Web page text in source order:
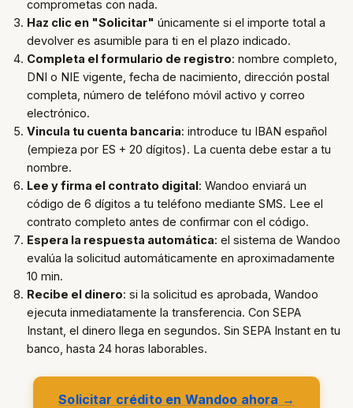
comprometas con nada.
Haz clic en "Solicitar" únicamente si el importe total a
devolver es asumible para ti en el plazo indicado.
Completa el formulario de registro: nombre completo,
DNI o NIE vigente, fecha de nacimiento, dirección postal
completa, número de teléfono móvil activo y correo
electrónico.
Vincula tu cuenta bancaria: introduce tu IBAN español
(empieza por ES + 20 dígitos). La cuenta debe estar a tu
nombre.
Lee y firma el contrato digital: Wandoo enviará un
código de 6 dígitos a tu teléfono mediante SMS. Lee el
contrato completo antes de confirmar con el código.
Espera la respuesta automática: el sistema de Wandoo
evalúa la solicitud automáticamente en aproximadamente
10 min.
Recibe el dinero: si la solicitud es aprobada, Wandoo
ejecuta inmediatamente la transferencia. Con SEPA
Instant, el dinero llega en segundos. Sin SEPA Instant en tu
banco, hasta 24 horas laborables.
Solicitar crédito en Wandoo ahora →